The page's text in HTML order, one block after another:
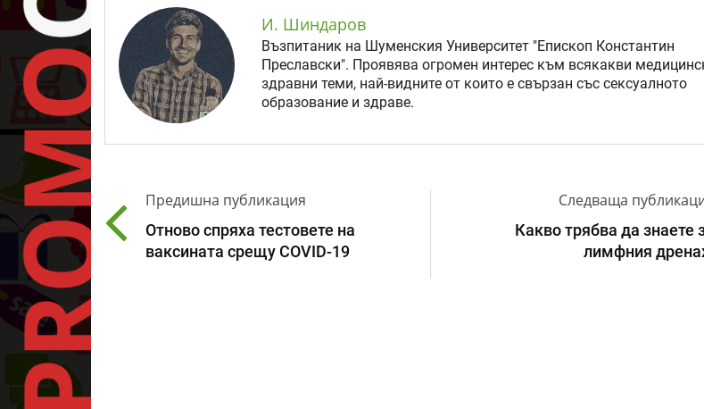
И. Шиндаров
Възпитаник на Шуменския Университет "Епископ Константин
Преславски". Проявява огромен интерес към всякакви
здравни теми, най-видните от които е свързан със сексуалното
образование и здраве.
Предишна публикация
Отново спряха тестовете на
ваксината срещу COVID-19
Следваща
Какво трябва да знаете
лимфния